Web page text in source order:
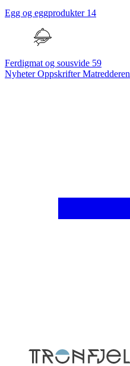
Egg og eggprodukter 14
Ferdigmat og sousvide 59
NyheterOppskrifterMatredderen